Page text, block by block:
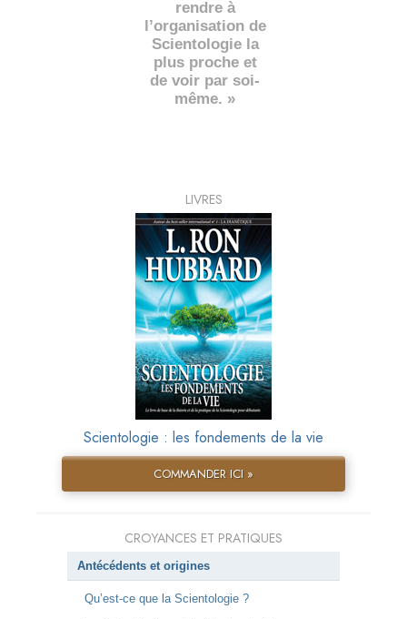
rendre à
l’organisation de
Scientologie la
plus proche et
de voir par soi-
même. »
LIVRES
Scientologie : les fondements de la vie
COMMANDER ICI »
CROYANCES ET PRATIQUES
Antécédents et origines
Qu’est-ce que la Scientologie ?